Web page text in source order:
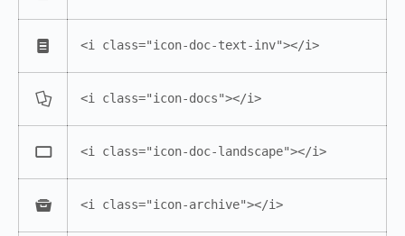
<i class="icon-doc-text-inv"></i>
<i class="icon-docs"></i>
<i class="icon-doc-landscape"></i>
<i class="icon-archive"></i>